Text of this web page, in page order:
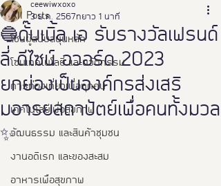
All Posts
โซนผู้สนับสนุนหลัก
โซนเทคโนโลยี และนวัตกรรม
การท่องเที่ยวเพื่อทุกคน
เทคโนโลยีเพื่อสุขภาพ
วัฒนธรรม และสินค้าชุมชน
งานอดิเรก และของสะสม
อาหารเพือสุขภาพ
🔵ดั๊บเบิ้ล เอ รับรางวัลเฟรนด์
ลี่ ดีไซน์ อวอร์ด 2023
ยกย่องเป็นองค์กรส่งเสริ
มอารยสถาปัตย์เพื่อคนทั้งมวล
✨
ceewiwxoxo
3 ม.ค. 2567
ยาว 1 นาที